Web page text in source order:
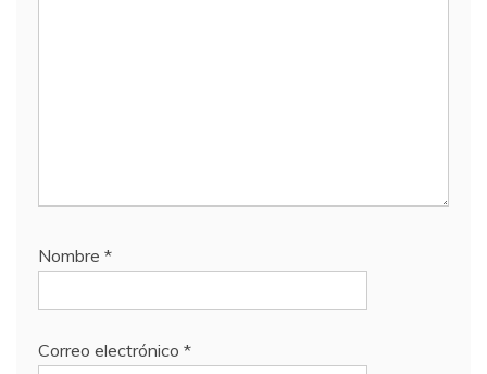
Nombre *
Correo electrónico *